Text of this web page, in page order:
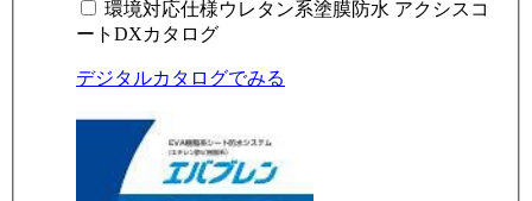
環境対応仕様ウレタン系塗膜防水 アクシスコ
ートDXカタログ
デジタルカタログでみる